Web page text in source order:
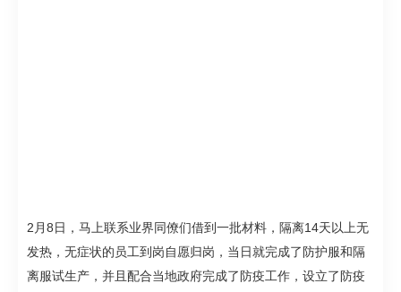
2月8日，马上联系业界同僚们借到一批材料，隔离14天以上无
发热，无症状的员工到岗自愿归岗，当日就完成了防护服和隔
离服试生产，并且配合当地政府完成了防疫工作，设立了防疫